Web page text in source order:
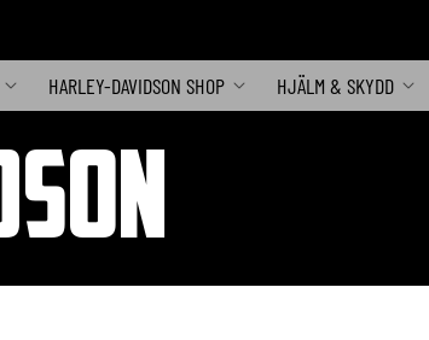
HARLEY-DAVIDSON SHOP HJÄLM & SKYDD